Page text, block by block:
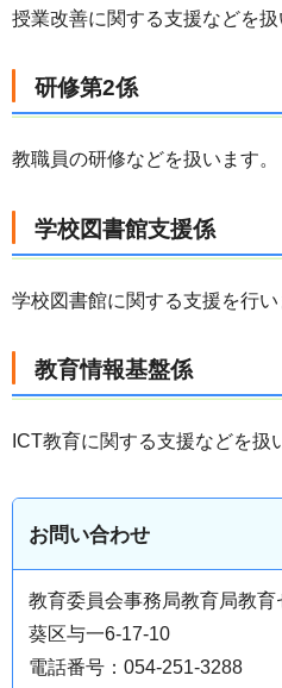
授業改善に関する支援などを扱
研修第2係
教職員の研修などを扱います。
学校図書館支援係
学校図書館に関する支援を行い
教育情報基盤係
ICТ教育に関する支援などを扱
お問い合わせ
教育委員会事務局教育局教
葵区与一6-17-10
電話番号：054-251-3288